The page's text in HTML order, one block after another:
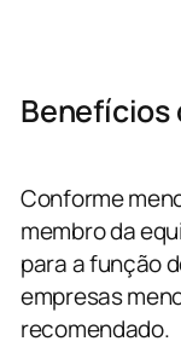
Benefícios
Conforme
membro da
para a função
empresas
recomendado.